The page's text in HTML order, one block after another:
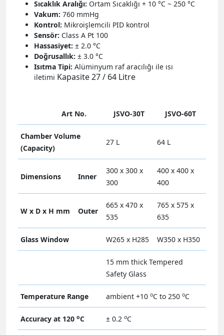
Sıcaklık Aralığı: Ortam Sıcaklığı + 10 °C ~ 250 °C
Vakum: 760 mmHg
Kontrol: Mikroişlemcili PID kontrol
Sensör: Class A Pt 100
Hassasiyet: ± 2.0 °C
Doğrusallık: ± 3.0 °C
Isıtma Tipi: Alüminyum raf aracılığı ile ısı
iletimi Kapasite 27 / 64 Litre
Art No. JSVO-30T JSVO-60T
Chamber Volume
(Capacity)
27 L 64 L
Dimensions Inner
300 x 300 x
300
400 x 400 x
400
W x D x H mm Outer
665 x 470 x
535
765 x 575 x
635
Glass Window W265 x H285 W350 x H350
15 mm thick Tempered
Safety Glass
Temperature Range ambient +10 oC to 250 oC
Accuracy at 120 oC ± 0.2 oC